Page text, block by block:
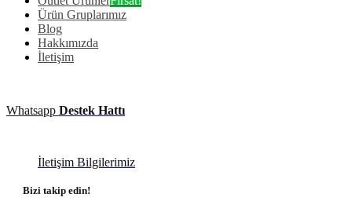
Ürün Gruplarımız
Blog
Hakkımızda
İletişim
Whatsapp Destek Hattı
İletişim Bilgilerimiz
Bizi takip edin!